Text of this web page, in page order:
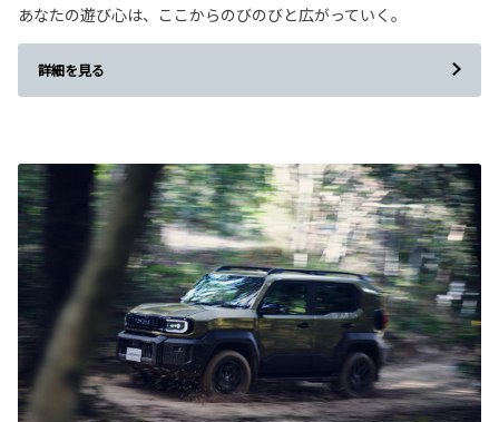
あなたの遊び心は、ここからのびのびと広がっていく。
詳細を見る